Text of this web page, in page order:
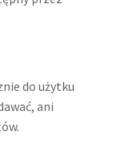
do użytku
ani